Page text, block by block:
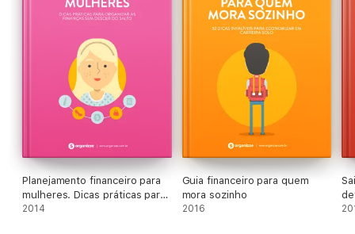
Planejamento financeiro para
mulheres. Dicas práticas para
organizar as finanças sem
2014
Guia financeiro para quem
mora sozinho
2016